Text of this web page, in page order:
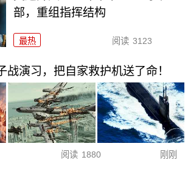
部，重组指挥结构
最热 阅读 3123
战演习，把自家救护机送了命！
阅读 1880 刚刚